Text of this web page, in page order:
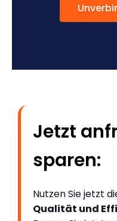
Jetzt
sparen:
Nutzen Sie jetzt
Qualität und